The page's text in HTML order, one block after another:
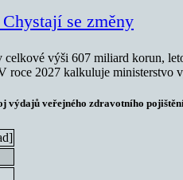
se změny
výši 607 miliard korun,
2027 kalkuluje ministerstvo
výdajů veřejného zdravotního